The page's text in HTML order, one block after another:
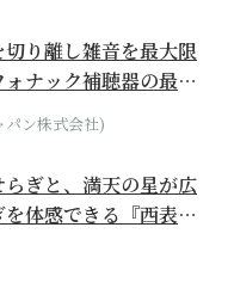
切り離し雑音を最大限
ナック補聴器の最上
パン株式会社)
ぎと、満天の星が広
体感できる『西表島